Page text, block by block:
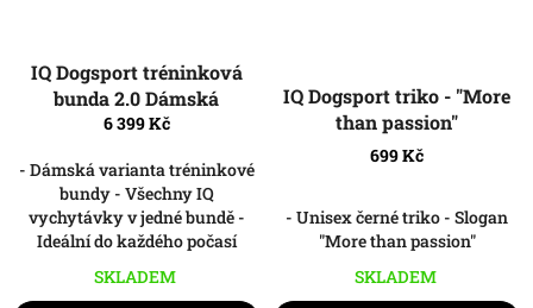
IQ Dogsport tréninková
bunda 2.0 Dámská
6 399 Kč
- Dámská varianta tréninkové
bundy - Všechny IQ
vychytávky v jedné bundě -
Ideální do každého počasí
SKLADEM
IQ Dogsport triko - "More
than passion"
699 Kč
- Unisex černé triko - Slogan
"More than passion"
SKLADEM